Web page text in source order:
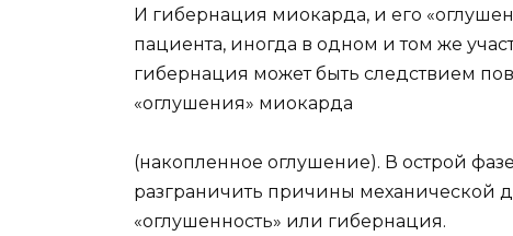
И гибернация миокарда, и его
пациента, иногда в одном и том же
гибернация может быть следствием
«оглушения» миокарда
(накопленное оглушение). В острой
разграничить причины механической
«оглушенность» или гибернация.